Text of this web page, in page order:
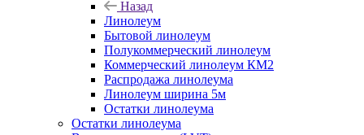
Назад
Линолеум
Бытовой линолеум
Полукоммерческий линолеум
Коммерческий линолеум КМ2
Распродажа линолеума
Линолеум ширина 5м
Остатки линолеума
Остатки линолеума